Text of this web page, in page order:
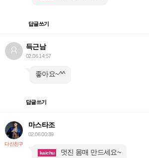
답글쓰기
득근남
02.06 14:57
좋아요~^^
답글쓰기
다신친구
마스타조
02.06 00:39
kaichu 멋진 몸매 만드세요~